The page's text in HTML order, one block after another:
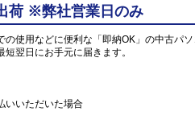
荷 ※弊社営業日のみ
使用などに便利な「即納OK」の中古パ
翌日にお手元に届きます。
いいただいた場合